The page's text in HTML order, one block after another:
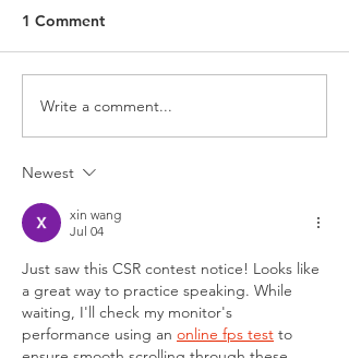
1 Comment
Write a comment...
Newest
xin wang
Jul 04
Just saw this CSR contest notice! Looks like
a great way to practice speaking. While
waiting, I'll check my monitor's
performance using an online fps test to